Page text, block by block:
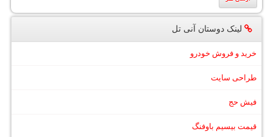
لینک دوستان آنی تل
خرید و فروش خودرو
طراحی سایت
فیش حج
قیمت بیسیم باوفنگ